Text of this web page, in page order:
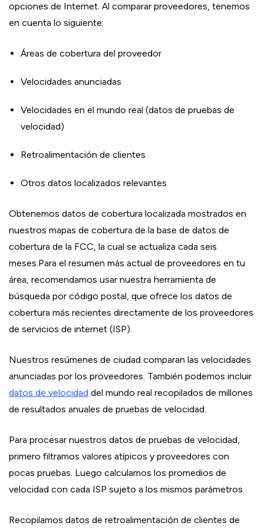
opciones de Internet. Al comparar proveedores, tenemos
en cuenta lo siguiente:
Áreas de cobertura del proveedor
Velocidades anunciadas
Velocidades en el mundo real (datos de pruebas de
velocidad)
Retroalimentación de clientes
Otros datos localizados relevantes
Obtenemos datos de cobertura localizada mostrados en
nuestros mapas de cobertura de la base de datos de
cobertura de la FCC, la cual se actualiza cada seis
meses.Para el resumen más actual de proveedores en tu
área, recomendamos usar nuestra herramienta de
búsqueda por código postal, que ofrece los datos de
cobertura más recientes directamente de los proveedores
de servicios de internet (ISP).
Nuestros resúmenes de ciudad comparan las velocidades
anunciadas por los proveedores. También podemos incluir
datos de velocidad del mundo real recopilados de millones
de resultados anuales de pruebas de velocidad.
Para procesar nuestros datos de pruebas de velocidad,
primero filtramos valores atípicos y proveedores con
pocas pruebas. Luego calculamos los promedios de
velocidad con cada ISP sujeto a los mismos parámetros.
Recopilamos datos de retroalimentación de clientes de